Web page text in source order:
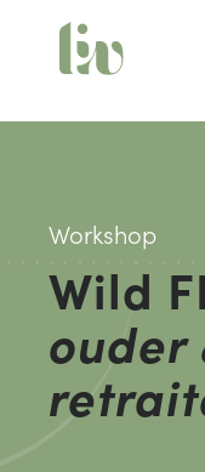
Workshop
Wild
ouder